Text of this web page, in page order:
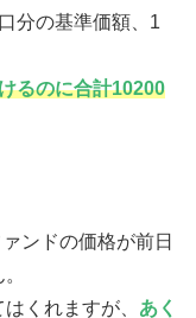
分の基準価額、1
るのに合計10200
ンドの価格が前日
くれますが、 あく